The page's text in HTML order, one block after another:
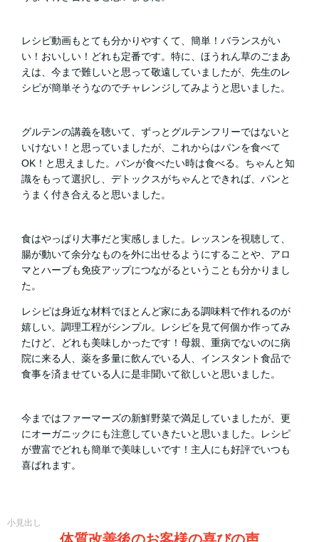
レシピ動画もとても分かりやすくて、簡単！バランスがい
い！おいしい！どれも定番です。特に、ほうれん草のごまあ
えは、今まで難しいと思って敬遠していましたが、先生のレ
シピが簡単そうなのでチャレンジしてみようと思いました。
グルテンの講義を聴いて、ずっとグルテンフリーではないと
いけない！と思っていましたが、これからはパンを食べて
OK！と思えました。パンが食べたい時は食べる。ちゃんと知
識をもって選択し、デトックスがちゃんとできれば、パンと
うまく付き合えると思いました。
食はやっぱり大事だと実感しました。レッスンを視聴して、
腸が動いて余分なものを外に出せるようにすることや、アロ
マとハーブも免疫アップにつながるということも分かりまし
た。
レシピは身近な材料でほとんど家にある調味料で作れるのが
嬉しい。調理工程がシンプル。レシピを見て何個か作ってみ
たけど、どれも美味しかったです！母親、重病でないのに病
院に来る人、薬を多量に飲んでいる人、インスタント食品で
食事を済ませている人に是非聞いて欲しいと思いました。
今まではファーマーズの新鮮野菜で満足していましたが、更
にオーガニックにも注意していきたいと思いました。レシピ
が豊富でどれも簡単で美味しいです！主人にも好評でいつも
喜ばれます。
小見出し